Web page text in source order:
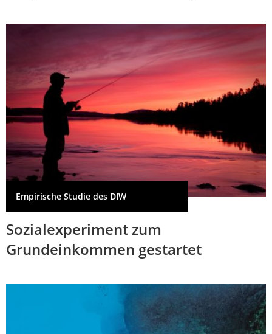
Empirische Studie des DIW
Sozialexperiment zum
Grundeinkommen gestartet